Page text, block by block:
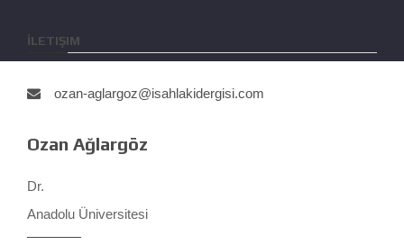
İLETIŞIM
ozan-aglargoz@isahlakidergisi.com
Ozan Ağlargöz
Dr.
Anadolu Üniversitesi